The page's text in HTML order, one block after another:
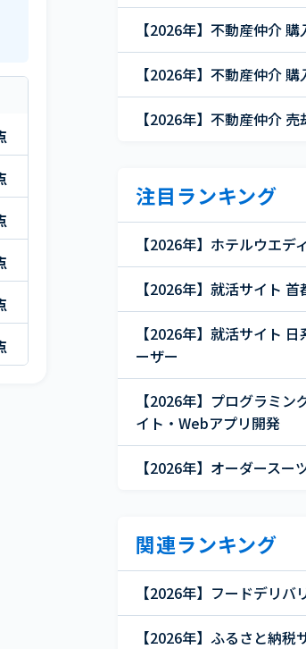
【2026年】不動産仲介 購
【2026年】不動産仲介
【2026年】不動産仲介
注目ランキング
【2026年】ホテルウエデ
【2026年】就活サイト 首
【2026年】就活サイト
ーザー
【2026年】プログラミン
イト・Webアプリ開発
【2026年】オーダースー
関連ランキング
【2026年】フードデリバ
【2026年】ふるさと納税